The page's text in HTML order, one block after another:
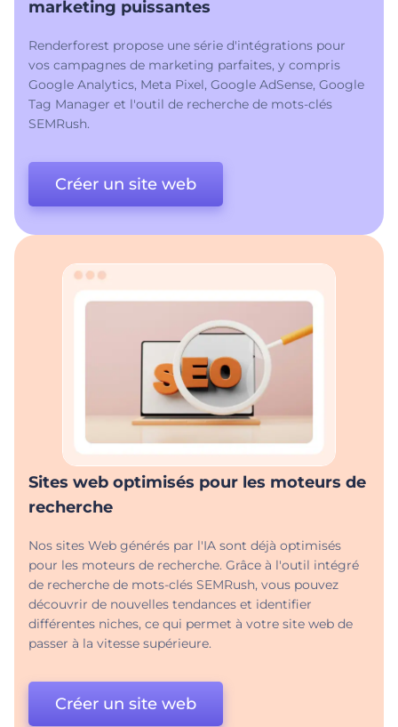
marketing puissantes
Renderforest propose une série d'intégrations pour
vos campagnes de marketing parfaites, y compris
Google Analytics, Meta Pixel, Google AdSense, Google
Tag Manager et l'outil de recherche de mots-clés
SEMRush.
Créer un site web
Sites web optimisés pour les moteurs de
recherche
Nos sites Web générés par l'IA sont déjà optimisés
pour les moteurs de recherche. Grâce à l'outil intégré
de recherche de mots-clés SEMRush, vous pouvez
découvrir de nouvelles tendances et identifier
différentes niches, ce qui permet à votre site web de
passer à la vitesse supérieure.
Créer un site web